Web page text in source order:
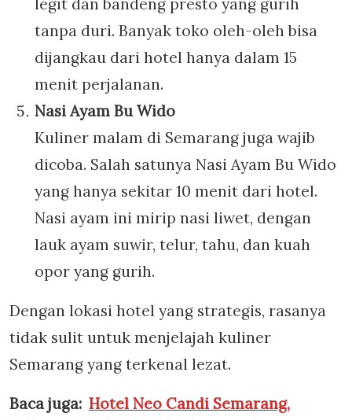
legit dan bandeng presto yang gurih
tanpa duri. Banyak toko oleh-oleh bisa
dijangkau dari hotel hanya dalam 15
menit perjalanan.
Nasi Ayam Bu Wido
Kuliner malam di Semarang juga wajib
dicoba. Salah satunya Nasi Ayam Bu Wido
yang hanya sekitar 10 menit dari hotel.
Nasi ayam ini mirip nasi liwet, dengan
lauk ayam suwir, telur, tahu, dan kuah
opor yang gurih.
Dengan lokasi hotel yang strategis, rasanya
tidak sulit untuk menjelajah kuliner
Semarang yang terkenal lezat.
Baca juga: Hotel Neo Candi Semarang,